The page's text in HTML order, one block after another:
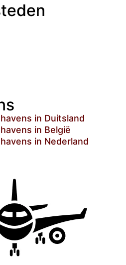
in Duitsland
in België
in Nederland